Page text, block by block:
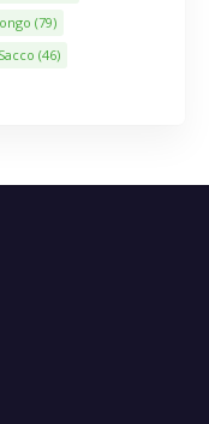
(79)
(46)